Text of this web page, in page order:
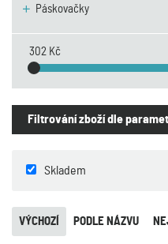
Páskovačky
302 Kč
Filtrování zboží dle
Skladem
PODLE NÁZVU
VÝCHOZÍ